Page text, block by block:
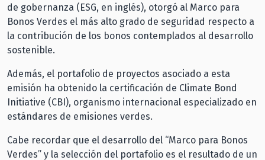
de gobernanza (ESG, en inglés), otorgó al Marco para
Bonos Verdes el más alto grado de seguridad respecto a
la contribución de los bonos contemplados al desarrollo
sostenible.
Además, el portafolio de proyectos asociado a esta
emisión ha obtenido la certificación de Climate Bond
Initiative (CBI), organismo internacional especializado en
estándares de emisiones verdes.
Cabe recordar que el desarrollo del “Marco para Bonos
Verdes” y la selección del portafolio es el resultado de un